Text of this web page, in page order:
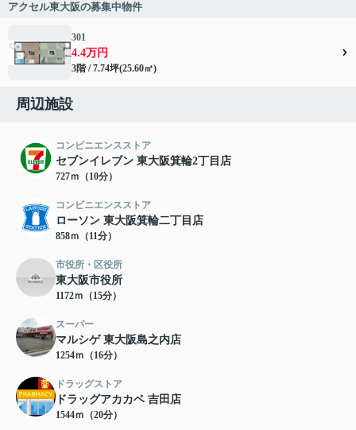
アクセル東大阪の募集中物件
301
4.4万円
3階 / 7.74坪(25.60㎡)
周辺施設
コンビニエンスストア
セブンイレブン 東大阪箕輪2丁目店
727ｍ（10分）
コンビニエンスストア
ローソン 東大阪箕輪二丁目店
858ｍ（11分）
市役所・区役所
東大阪市役所
1172ｍ（15分）
スーパー
マルシゲ 東大阪島之内店
1254ｍ（16分）
ドラッグストア
ドラッグアカカベ 吉田店
1544ｍ（20分）